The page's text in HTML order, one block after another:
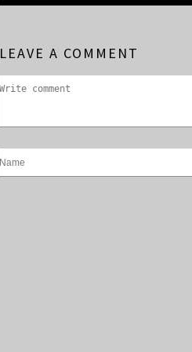
LEAVE A COMMENT